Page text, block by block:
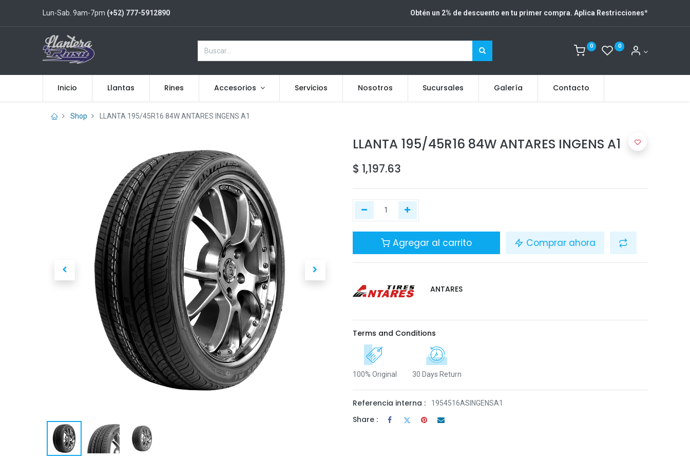
Lun-Sab. 9am-7pm (+52) 777-5912890 Obtén un 2% de descuento en tu primer compra. Aplica Restricciones*
0 0
Inicio Llantas Rines Accesorios Servicios Nosotros Sucursales Galería Contacto
Shop LLANTA 195/45R16 84W ANTARES INGENS A1
LLANTA 195/45R16 84W ANTARES INGENS A1
$ 1,197.63
Agregar al carrito Comprar ahora
ANTARES
Terms and Conditions
100% Original 30 Days Return
Referencia interna : 1954516ASINGENSA1
Share :